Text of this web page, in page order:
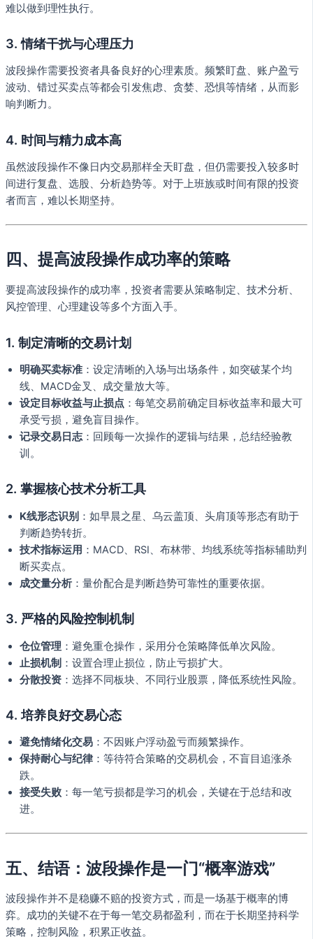
难以做到理性执行。
3. 情绪干扰与心理压力
波段操作需要投资者具备良好的心理素质。频繁盯盘、账户盈亏
波动、错过买卖点等都会引发焦虑、贪婪、恐惧等情绪，从而影
响判断力。
4. 时间与精力成本高
虽然波段操作不像日内交易那样全天盯盘，但仍需要投入较多时
间进行复盘、选股、分析趋势等。对于上班族或时间有限的投资
者而言，难以长期坚持。
四、提高波段操作成功率的策略
要提高波段操作的成功率，投资者需要从策略制定、技术分析、
风控管理、心理建设等多个方面入手。
1. 制定清晰的交易计划
明确买卖标准 ：设定清晰的入场与出场条件，如突破某个均
线、MACD金叉、成交量放大等。
设定目标收益与止损点 ：每笔交易前确定目标收益率和最大可
承受亏损，避免盲目操作。
记录交易日志：回顾每一次操作的逻辑与结果，总结经验教
训。
2. 掌握核心技术分析工具
K线形态识别 ：如早晨之星、乌云盖顶、头肩顶等形态有助于
判断趋势转折。
技术指标运用 ：MACD、RSI、布林带、均线系统等指标辅助判
断买卖点。
成交量分析 ：量价配合是判断趋势可靠性的重要依据。
3. 严格的风险控制机制
仓位管理 ：避免重仓操作，采用分仓策略降低单次风险。
止损机制 ：设置合理止损位，防止亏损扩大。
分散投资 ：选择不同板块、不同行业股票，降低系统性风险。
4. 培养良好交易心态
避免情绪化交易 ：不因账户浮动盈亏而频繁操作。
保持耐心与纪律 ：等待符合策略的交易机会，不盲目追涨杀
跌。
接受失败 ：每一笔亏损都是学习的机会，关键在于总结和改
进。
五、结语：波段操作是一门“概率游戏”
波段操作并不是稳赚不赔的投资方式，而是一场基于概率的博
弈。成功的关键不在于每一笔交易都盈利，而在于长期坚持科学
策略，控制风险，积累正收益。